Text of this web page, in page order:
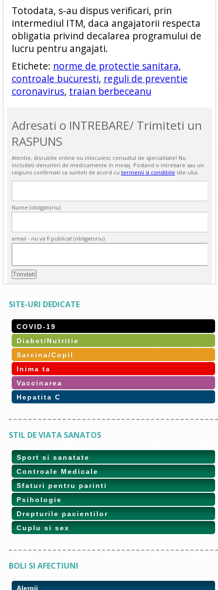
Totodata, s-au dispus verificari, prin
intermediul ITM, daca angajatorii respecta
obligatia privind decalarea programului de
lucru pentru angajati.
Etichete: norme de protectie sanitara,
controale bucuresti, reguli de preventie
coronavirus, traian berbeceanu
Adresati o INTREBARE/ Trimiteti un
RASPUNS
Atentie, discutiile online nu inlocuiesc consultul de specialitate! Nu
includeti denumiri de medicamente in mesaj. Postand o intrebare sau un
raspuns confirmati ca sunteti de acord cu termenii si conditiile site-ului.
Nume (obligatoriu)
email - nu va fi publicat (obligatoriu)
SITE-URI DEDICATE
COVID-19
Diabet/Nutritie
Sarcina/Copil
Inima ta
Vaccinarea
Hepatita C
STIL DE VIATA SANATOS
Sport si sanatate
Controale Medicale
Sfaturi pentru parinti
Psihologie
Drepturile pacientilor
Cuplu si sex
BOLI SI AFECTIUNI
Alergii